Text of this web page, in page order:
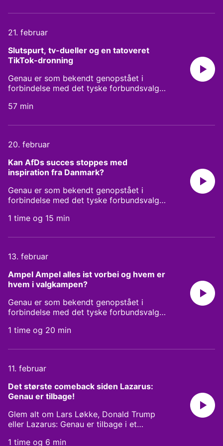
Schramm, Philipp Ostrowicz, Nora Sina og
udsendelse på to timer er lige i
overkanten, så fortvivl ej: Genaus rap-
sekretær Pede B kommer løbende med
opsummeringer undervejs. Medvært: Pede
B, Genaus hiphop-husleksikon og rap-
sekretær. Vært: Mirco Reimer-Elster.
21. februar
Slutspurt, tv-dueller og en tatoveret
TikTok-dronning
Genau er som bekendt genopstået i
forbindelse med det tyske forbundsvalg
skarpt på valgkampens afslutning, tv-
der noget overraskende har fået
partiets tatoverede TikTok-dronning Heidi
Reichinnek. Medvært er Mads Jedzini,
Analytiker i Tænketanken Europa. Vært:
Mirco Reimer-Elster
57 min
20. februar
Kan AfDs succes stoppes med
inspiration fra Danmark?
Genau er som bekendt genopstået i
forbindelse med det tyske forbundsvalg
nærmere på det store spørgsmål, om AfDs
Tyskland bliver et `normalt` europæisk
burde lade sig inspirere af den danske
model, når det kommer til at sætte en
stopper for højrefløjens succes. Medvært
er Lukas Lausen, Chef for global handel og
investeringer i Dansk Industri. Vært: Mirco
Reimer-Elster
1 time og 15 min
13. februar
Ampel Ampel alles ist vorbei og hvem er
hvem i valgkampen?
Genau er som bekendt genopstået i
forbindelse med det tyske forbundsvalg
nærmere på Ampel-regeringens kollaps,
introducerer dig til de vigtigste politikere,
Medvært er Nora Sina, politisk konsulent i
Psykiatrifonden. Vært: Mirco Reimer-Elster
1 time og 20 min
11. februar
Det største comeback siden Lazarus:
Genau er tilbage!
Glem alt om Lars Løkke, Donald Trump
eller Lazarus: Genau er tilbage i et
særprogrammer i forbindelse med det
1 time og 6 min